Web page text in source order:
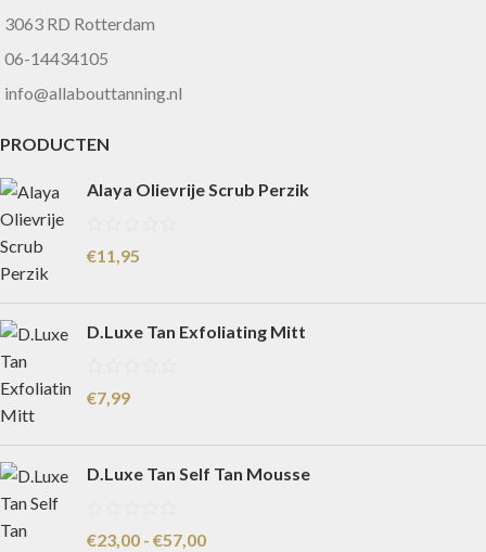
3063 RD Rotterdam
06-14434105
info@allabouttanning.nl
PRODUCTEN
Alaya Olievrije Scrub Perzik
€11,95
D.Luxe Tan Exfoliating Mitt
€7,99
D.Luxe Tan Self Tan Mousse
€23,00 - €57,00